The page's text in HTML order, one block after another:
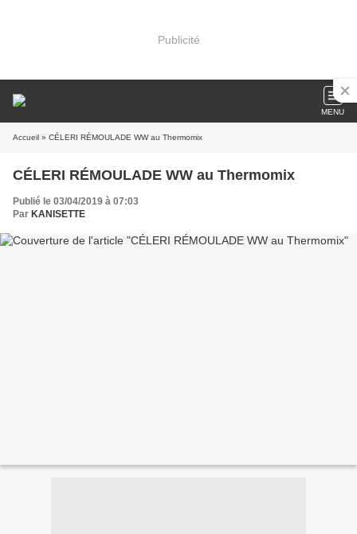
Publicité
MENU
Accueil » CÉLERI RÉMOULADE WW au Thermomix
CÉLERI RÉMOULADE WW au Thermomix
Publié le 03/04/2019 à 07:03
Par KANISETTE